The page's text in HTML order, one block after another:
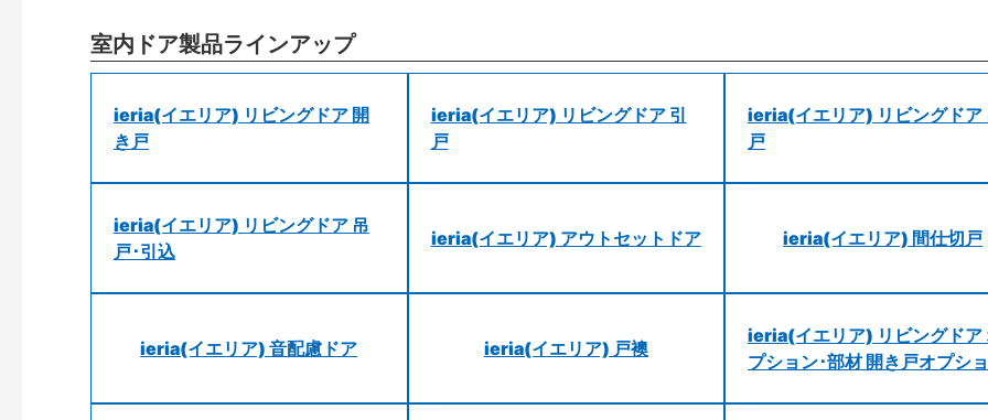
室内ドア製品ラインアップ
ieria(イエリア) リビングドア 開
き戸
ieria(イエリア) リビングドア 引
戸
ieria(イエリア) リビングドア
戸
ieria(イエリア) リビングドア 吊
戸･引込
ieria(イエリア) アウトセットドア ieria(イエリア) 間仕切戸
ieria(イエリア) 音配慮ドア ieria(イエリア) 戸襖
ieria(イエリア) リビングドア
プション･部材 開き戸オプシ